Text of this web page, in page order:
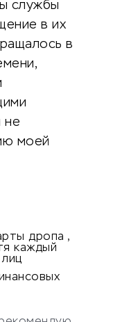
службы
в их
в
не
моей
дропа ,
каждый